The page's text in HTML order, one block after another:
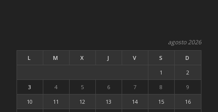
agosto 2026
L M X J V S
D
1
2
3
4 5 6 7 8
9
10
11 12 13 14 15
16